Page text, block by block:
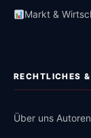
Markt &
RECHTLICHES
Über uns